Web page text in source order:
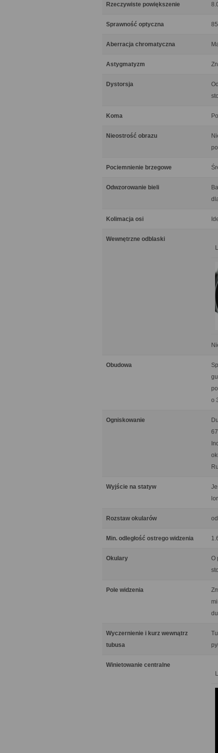
Rzeczywiste powiększenie
Sprawność optyczna
Aberracja chromatyczna
Astygmatyzm
Dystorsja
Koma
Nieostrość obrazu
Pociemnienie brzegowe
Odwzorowanie bieli
Kolimacja osi
Wewnętrzne odblaski
Obudowa
o
Ogniskowanie
Wyjście na statyw
Rozstaw okularów
Min. odległość ostrego widzenia
Okulary
O
Pole widzenia
Wyczernienie i kurz wewnątrz
tubusa
Winietowanie centralne